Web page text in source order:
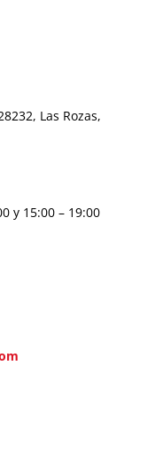
Las Rozas,
y 15:00 – 19:00